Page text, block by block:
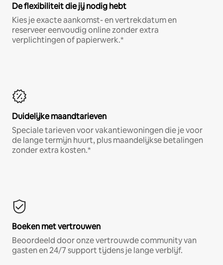
De flexibiliteit die jij nodig hebt
Kies je exacte aankomst- en vertrekdatum en
reserveer eenvoudig online zonder extra
verplichtingen of papierwerk.*
Duidelijke maandtarieven
Speciale tarieven voor vakantiewoningen die je voor
de lange termijn huurt, plus maandelijkse betalingen
zonder extra kosten.*
Boeken met vertrouwen
Beoordeeld door onze vertrouwde community van
gasten en 24/7 support tijdens je lange verblijf.